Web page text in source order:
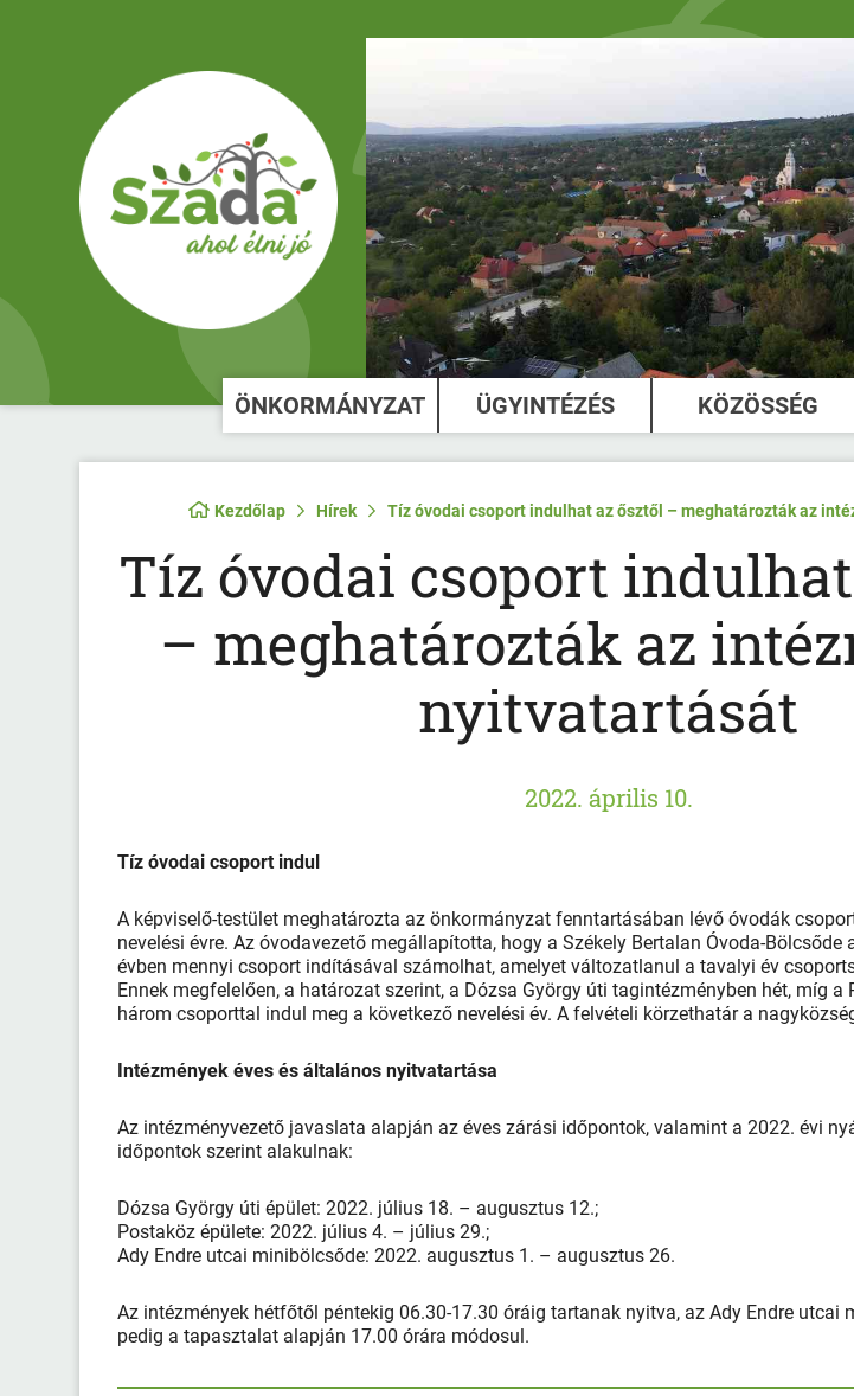
ÖNKORMÁNYZAT ÜGYINTÉZÉS KÖZÖSSÉG
Kezdőlap Hírek Tíz óvodai csoport indulhat az ősztől – meghatározták az
Tíz óvodai csoport
– meghatározták az
nyitvatartását
2022. április 10.
Tíz óvodai csoport indul
A képviselő-testület meghatározta az önkormányzat fenntartásában lévő óvodák
nevelési évre. Az óvodavezető megállapította, hogy a Székely Bertalan Óvoda-Bölcsőde
évben mennyi csoport indításával számolhat, amelyet változatlanul a tavalyi év
Ennek megfelelően, a határozat szerint, a Dózsa György úti tagintézményben hét, míg
három csoporttal indul meg a következő nevelési év. A felvételi körzethatár a
Intézmények éves és általános nyitvatartása
Az intézményvezető javaslata alapján az éves zárási időpontok, valamint a 2022. évi
időpontok szerint alakulnak:
Dózsa György úti épület: 2022. július 18. – augusztus 12.;
Postaköz épülete: 2022. július 4. – július 29.;
Ady Endre utcai minibölcsőde: 2022. augusztus 1. – augusztus 26.
Az intézmények hétfőtől péntekig 06.30-17.30 óráig tartanak nyitva, az Ady Endre utcai
pedig a tapasztalat alapján 17.00 órára módosul.